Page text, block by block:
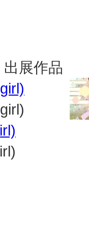
展作品